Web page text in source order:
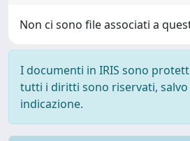
Non ci sono file associati a
I documenti in IRIS sono
tutti i diritti sono riservati, salvo
indicazione.